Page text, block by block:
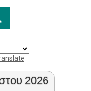
2026